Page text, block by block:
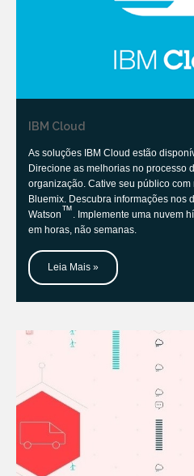
IBM Cloud
As soluções IBM Cloud estão
Direcione as melhorias no processo
organização. Cative seu público com
Bluemix. Descubra informações nos
Watson™. Implemente uma nuvem
em horas, não semanas.
Leia Mais »